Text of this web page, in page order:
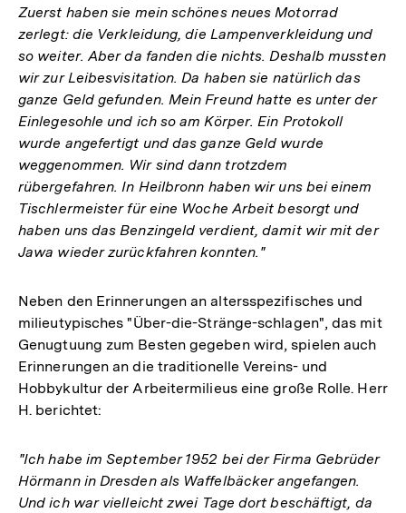
Zuerst haben sie mein schönes neues Motorrad
zerlegt: die Verkleidung, die Lampenverkleidung und
so weiter. Aber da fanden die nichts. Deshalb mussten
wir zur Leibesvisitation. Da haben sie natürlich das
ganze Geld gefunden. Mein Freund hatte es unter der
Einlegesohle und ich so am Körper. Ein Protokoll
wurde angefertigt und das ganze Geld wurde
weggenommen. Wir sind dann trotzdem
rübergefahren. In Heilbronn haben wir uns bei einem
Tischlermeister für eine Woche Arbeit besorgt und
haben uns das Benzingeld verdient, damit wir mit der
Jawa wieder zurückfahren konnten."
Neben den Erinnerungen an altersspezifisches und
milieutypisches "Über-die-Stränge-schlagen", das mit
Genugtuung zum Besten gegeben wird, spielen auch
Erinnerungen an die traditionelle Vereins- und
Hobbykultur der Arbeitermilieus eine große Rolle. Herr
H. berichtet:
"Ich habe im September 1952 bei der Firma Gebrüder
Hörmann in Dresden als Waffelbäcker angefangen.
Und ich war vielleicht zwei Tage dort beschäftigt, da